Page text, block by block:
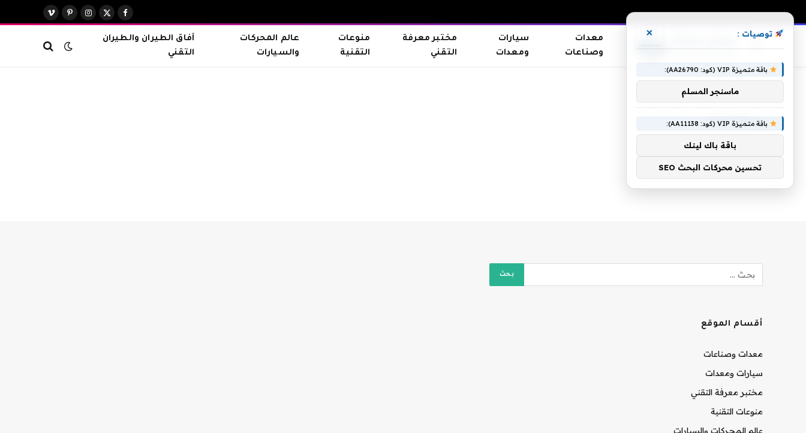
فيسبوك
X
الانستغرامبينتيريست
فيميو
معدات
وصناعات
سيارات
ومعدات
مختبر معرفة
التقني
منوعات
التقنية
عالم المحركات
والسيارات
آفاق الطيران والطيران
التقني
تخصيص
أقسام الموقع
معدات وصناعات
سيارات ومعدات
مختبر معرفة التقني
منوعات التقنية
عالم المحركات والسيارات
توصيات : ×
باقة متميزة VIP (كود: AA26790):
ماسنجر المسلم
باقة متميزة VIP (كود: AA11138):
باقة باك لينك
تحسين محركات البحث SEO